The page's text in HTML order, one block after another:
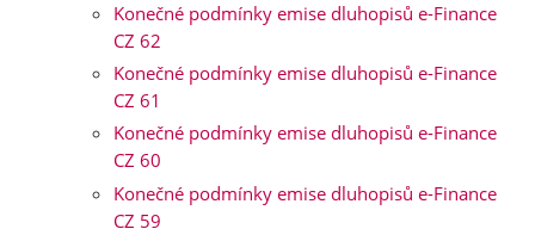
Konečné podmínky emise dluhopisů e-Finance
CZ 62
Konečné podmínky emise dluhopisů e-Finance
CZ 61
Konečné podmínky emise dluhopisů e-Finance
CZ 60
Konečné podmínky emise dluhopisů e-Finance
CZ 59